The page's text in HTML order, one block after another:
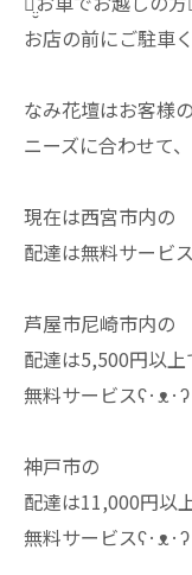
お店の前にご駐車
なみ花壇はお客様の
ニーズに合わせて
現在は西宮市内の
配達は無料サービ
芦屋市尼崎市内の
配達は5,500円以上
無料サービスʕ·ᴥ·ʔ
神戸市の
配達は11,000円以
無料サービスʕ·ᴥ·ʔ